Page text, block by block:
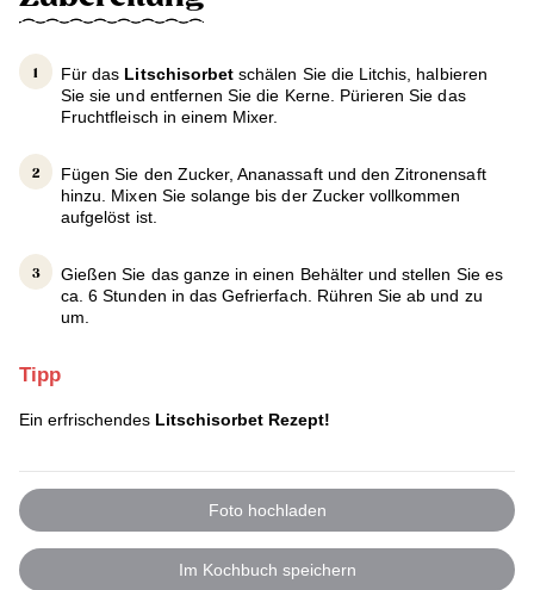
Für das Litschisorbetschälen Sie die Litchis, halbieren
Sie sie und entfernen Sie die Kerne. Pürieren Sie das
Fruchtfleisch in einem Mixer.
Fügen Sie den Zucker, Ananassaft und den Zitronensaft
hinzu. Mixen Sie solange bis der Zucker vollkommen
aufgelöst ist.
Gießen Sie das ganze in einen Behälter und stellen Sie es
ca. 6 Stunden in das Gefrierfach. Rühren Sie ab und zu
um.
Tipp
Ein erfrischendes Litschisorbet Rezept!
Foto hochladen
Im Kochbuch speichern